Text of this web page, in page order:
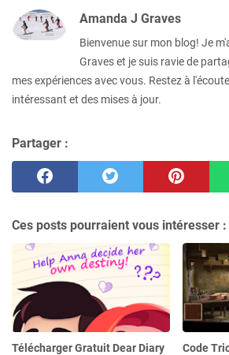
Amanda J Graves
Bienvenue sur mon blog! Je
Graves et je suis ravie de
mes expériences avec vous. Restez à
intéressant et des mises à jour.
Partager :
Ces posts pourraient vous intéresser :
Télécharger Gratuit Dear Diary
Code